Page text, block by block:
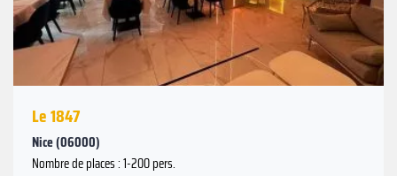
Le 1847
Nice (06000)
Nombre de places : 1-200 pers.